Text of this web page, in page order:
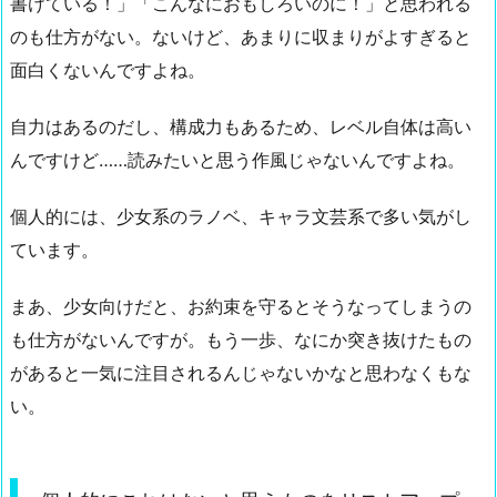
のも仕方がない。ないけど、あまりに収まりがよすぎると
面白くないんですよね。
自力はあるのだし、構成力もあるため、レベル自体は高い
んですけど……読みたいと思う作風じゃないんですよね。
個人的には、少女系のラノベ、キャラ文芸系で多い気がし
ています。
まあ、少女向けだと、お約束を守るとそうなってしまうの
も仕方がないんですが。もう一歩、なにか突き抜けたもの
があると一気に注目されるんじゃないかなと思わなくもな
い。